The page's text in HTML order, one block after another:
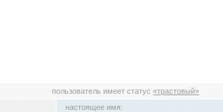
пользователь имеет статус«трастовый»
настоящее имя: